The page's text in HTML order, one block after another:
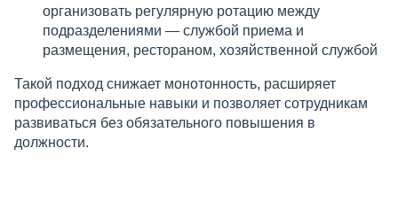
организовать регулярную ротацию между
подразделениями — службой приема и
размещения, рестораном, хозяйственной службой
Такой подход снижает монотонность, расширяет
профессиональные навыки и позволяет сотрудникам
развиваться без обязательного повышения в
должности.